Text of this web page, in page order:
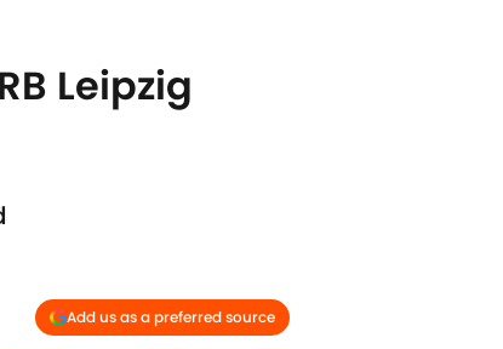
Leipzig
Add us as a preferred source